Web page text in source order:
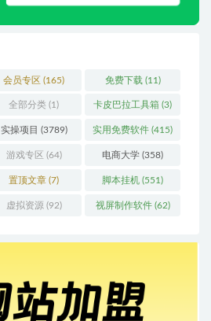
会员专区 (165) 免费下载 (11)
全部分类 (1) 卡皮巴拉工具箱 (3)
实操项目 (3789) 实用免费软件 (415)
游戏专区 (64) 电商大学 (358)
置顶文章 (7) 脚本挂机 (551)
虚拟资源 (92) 视屏制作软件(62)